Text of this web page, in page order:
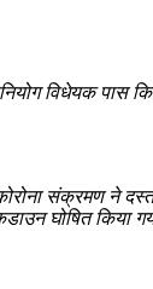
विधेयक पास
संक्रमण ने
घोषित किया